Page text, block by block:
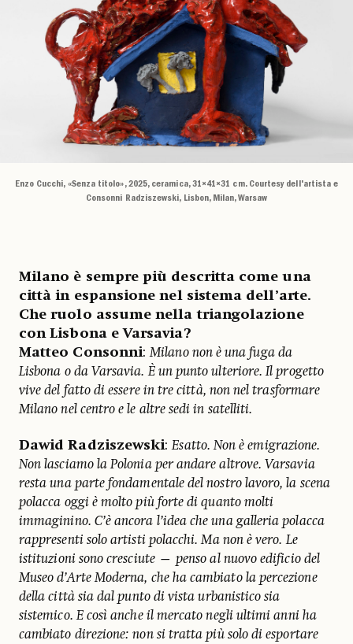
Enzo Cucchi, «Senza titolo», 2025, ceramica, 31×41×31 cm. Courtesy dell'artista e
Consonni Radziszewski, Lisbon, Milan, Warsaw
Milano è sempre più descritta come una
città in espansione nel sistema dell’arte.
Che ruolo assume nella triangolazione
con Lisbona e Varsavia?
Matteo Consonni:Milano non è una fuga da
Lisbona o da Varsavia. È un punto ulteriore. Il progetto
vive del fatto di essere in tre città, non nel trasformare
Milano nel centro e le altre sedi in satelliti.
Dawid Radziszewski:Esatto. Non è emigrazione.
Non lasciamo la Polonia per andare altrove. Varsavia
resta una parte fondamentale del nostro lavoro, la scena
polacca oggi è molto più forte di quanto molti
immaginino. C’è ancora l’idea che una galleria polacca
rappresenti solo artisti polacchi. Ma non è vero. Le
istituzioni sono cresciute — penso al nuovo edificio del
Museo d’Arte Moderna, che ha cambiato la percezione
della città sia dal punto di vista urbanistico sia
sistemico. E così anche il mercato negli ultimi anni ha
cambiato direzione: non si tratta più solo di esportare